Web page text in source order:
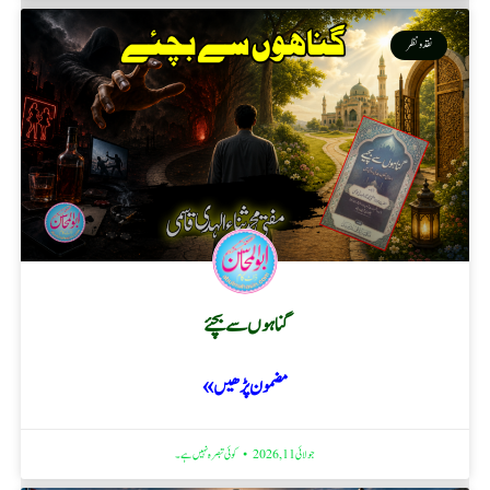
نقد ونظر
گناہوں سے بچئے
مضمون پڑھیں »
جولائی 11, 2026 کوئی تبصرہ نہیں ہے۔